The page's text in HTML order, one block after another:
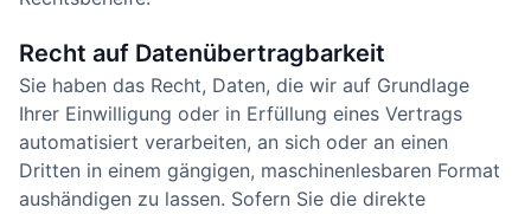
Recht auf Daten­übertrag­barkeit
Sie haben das Recht, Daten, die wir auf Grundlage
Ihrer Einwilligung oder in Erfüllung eines Vertrags
automatisiert verarbeiten, an sich oder an einen
Dritten in einem gängigen, maschinenlesbaren Format
aushändigen zu lassen. Sofern Sie die direkte